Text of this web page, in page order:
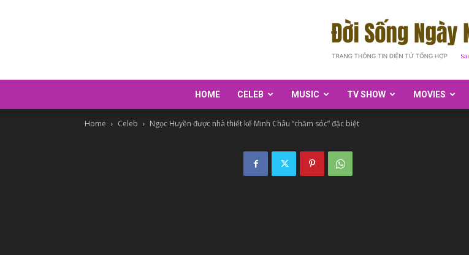
HOME CELEB MUSIC TV SHOW MOVIES
Home Celeb Ngọc Huyền được nhà thiết kế Minh Châu “chăm sóc” đặc biệt